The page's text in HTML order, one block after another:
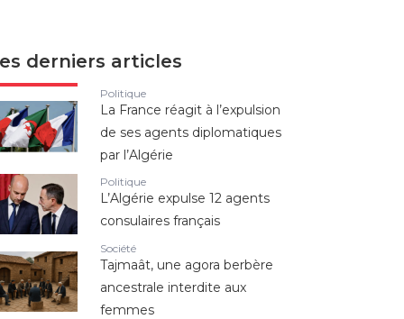
derniers articles
Politique
La France réagit à l’expulsion
de ses agents diplomatiques
par l’Algérie
Politique
L’Algérie expulse 12 agents
consulaires français
Société
Tajmaât, une agora berbère
ancestrale interdite aux
femmes